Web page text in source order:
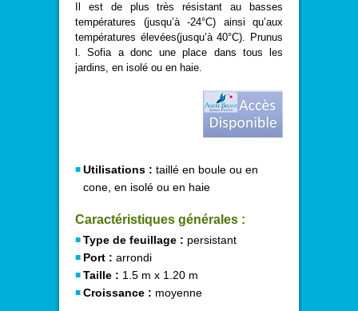
Il est de plus très résistant au basses
températures (jusqu’à -24°C) ainsi qu’aux
températures élevées(jusqu’à 40°C). Prunus
l. Sofia a donc une place dans tous les
jardins, en isolé ou en haie.
Utilisations : taillé en boule ou en
cone, en isolé ou en haie
Caractéristiques générales :
Type de feuillage : persistant
Port : arrondi
Taille : 1.5 m x 1.20 m
Croissance : moyenne